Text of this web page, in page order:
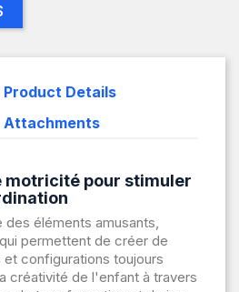
Product Details
Attachments
motricité pour stimuler
éléments amusants,
permettent de créer de
configurations toujours
créativité de l'enfant à travers